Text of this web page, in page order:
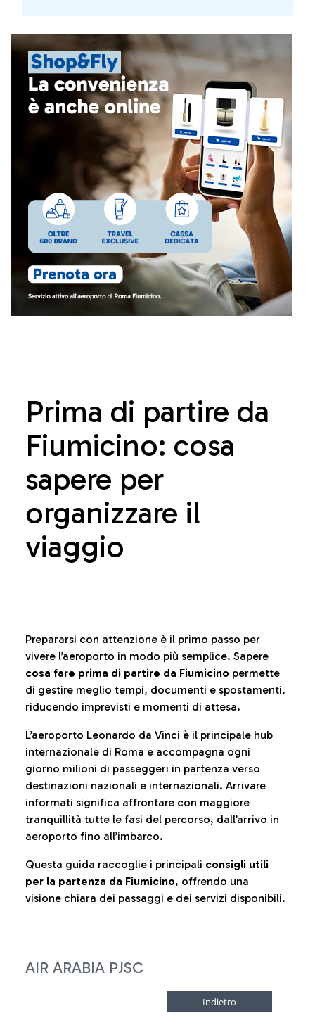
Prima di partire da
Fiumicino: cosa
sapere per
organizzare il
viaggio
Prepararsi con attenzione è il primo passo per
vivere l’aeroporto in modo più semplice. Sapere
cosa fare prima di partire da Fiumicino permette
di gestire meglio tempi, documenti e spostamenti,
riducendo imprevisti e momenti di attesa.
L’aeroporto Leonardo da Vinci è il principale hub
internazionale di Roma e accompagna ogni
giorno milioni di passeggeri in partenza verso
destinazioni nazionali e internazionali. Arrivare
informati significa affrontare con maggiore
tranquillità tutte le fasi del percorso, dall’arrivo in
aeroporto fino all’imbarco.
Questa guida raccoglie i principali consigli utili
per la partenza da Fiumicino, offrendo una
visione chiara dei passaggi e dei servizi disponibili.
AIR ARABIA PJSC